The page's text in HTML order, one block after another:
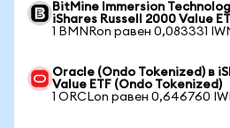
BitMine Immersion
iShares Russell 2000 Value
1 BMNRon равен 0,083331
Oracle (Ondo Tokenized) в
Value ETF (Ondo Tokenized)
1 ORCLon равен 0,646760